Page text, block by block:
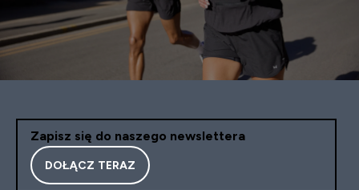
Zapisz się do naszego newslettera
DOŁĄCZ TERAZ